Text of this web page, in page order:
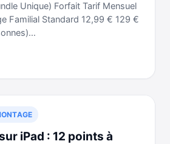
Unique) Forfait Tarif Mensuel
Familial Standard 12,99 € 129 €
iPad : 12 points à